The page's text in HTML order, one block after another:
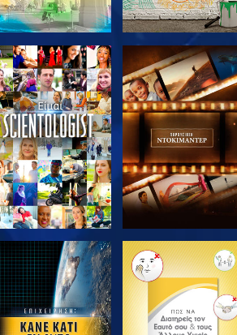
ΤΗ
ΣΕΙΡΑ
ΕΞΕΡΕΥΝΗΣΤΕ ΤΗ
ΣΕΙΡΑ
ΤΗ
ΣΕΙΡΑ
ΕΞΕΡΕΥΝΗΣΤΕ ΤΗ
ΣΕΙΡΑ